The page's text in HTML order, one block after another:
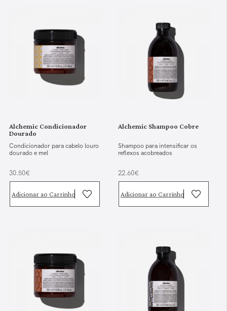
Alchemic Condicionador
Dourado
Condicionador para cabelo louro
dourado e mel
30.50€
Adicionar ao Carrinho
Alchemic Shampoo Cobre
Shampoo para intensificar os
reflexos acobreados
22.60€
Adicionar ao Carrinho